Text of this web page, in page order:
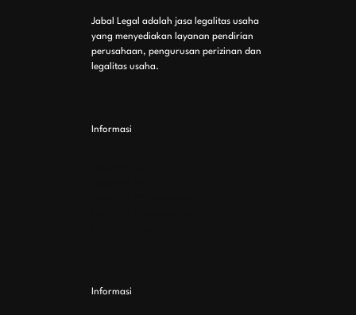
Jabal Legal adalah jasa legalitas usaha
yang menyediakan layanan pendirian
perusahaan, pengurusan perizinan dan
legalitas usaha.
Informasi
Informasi